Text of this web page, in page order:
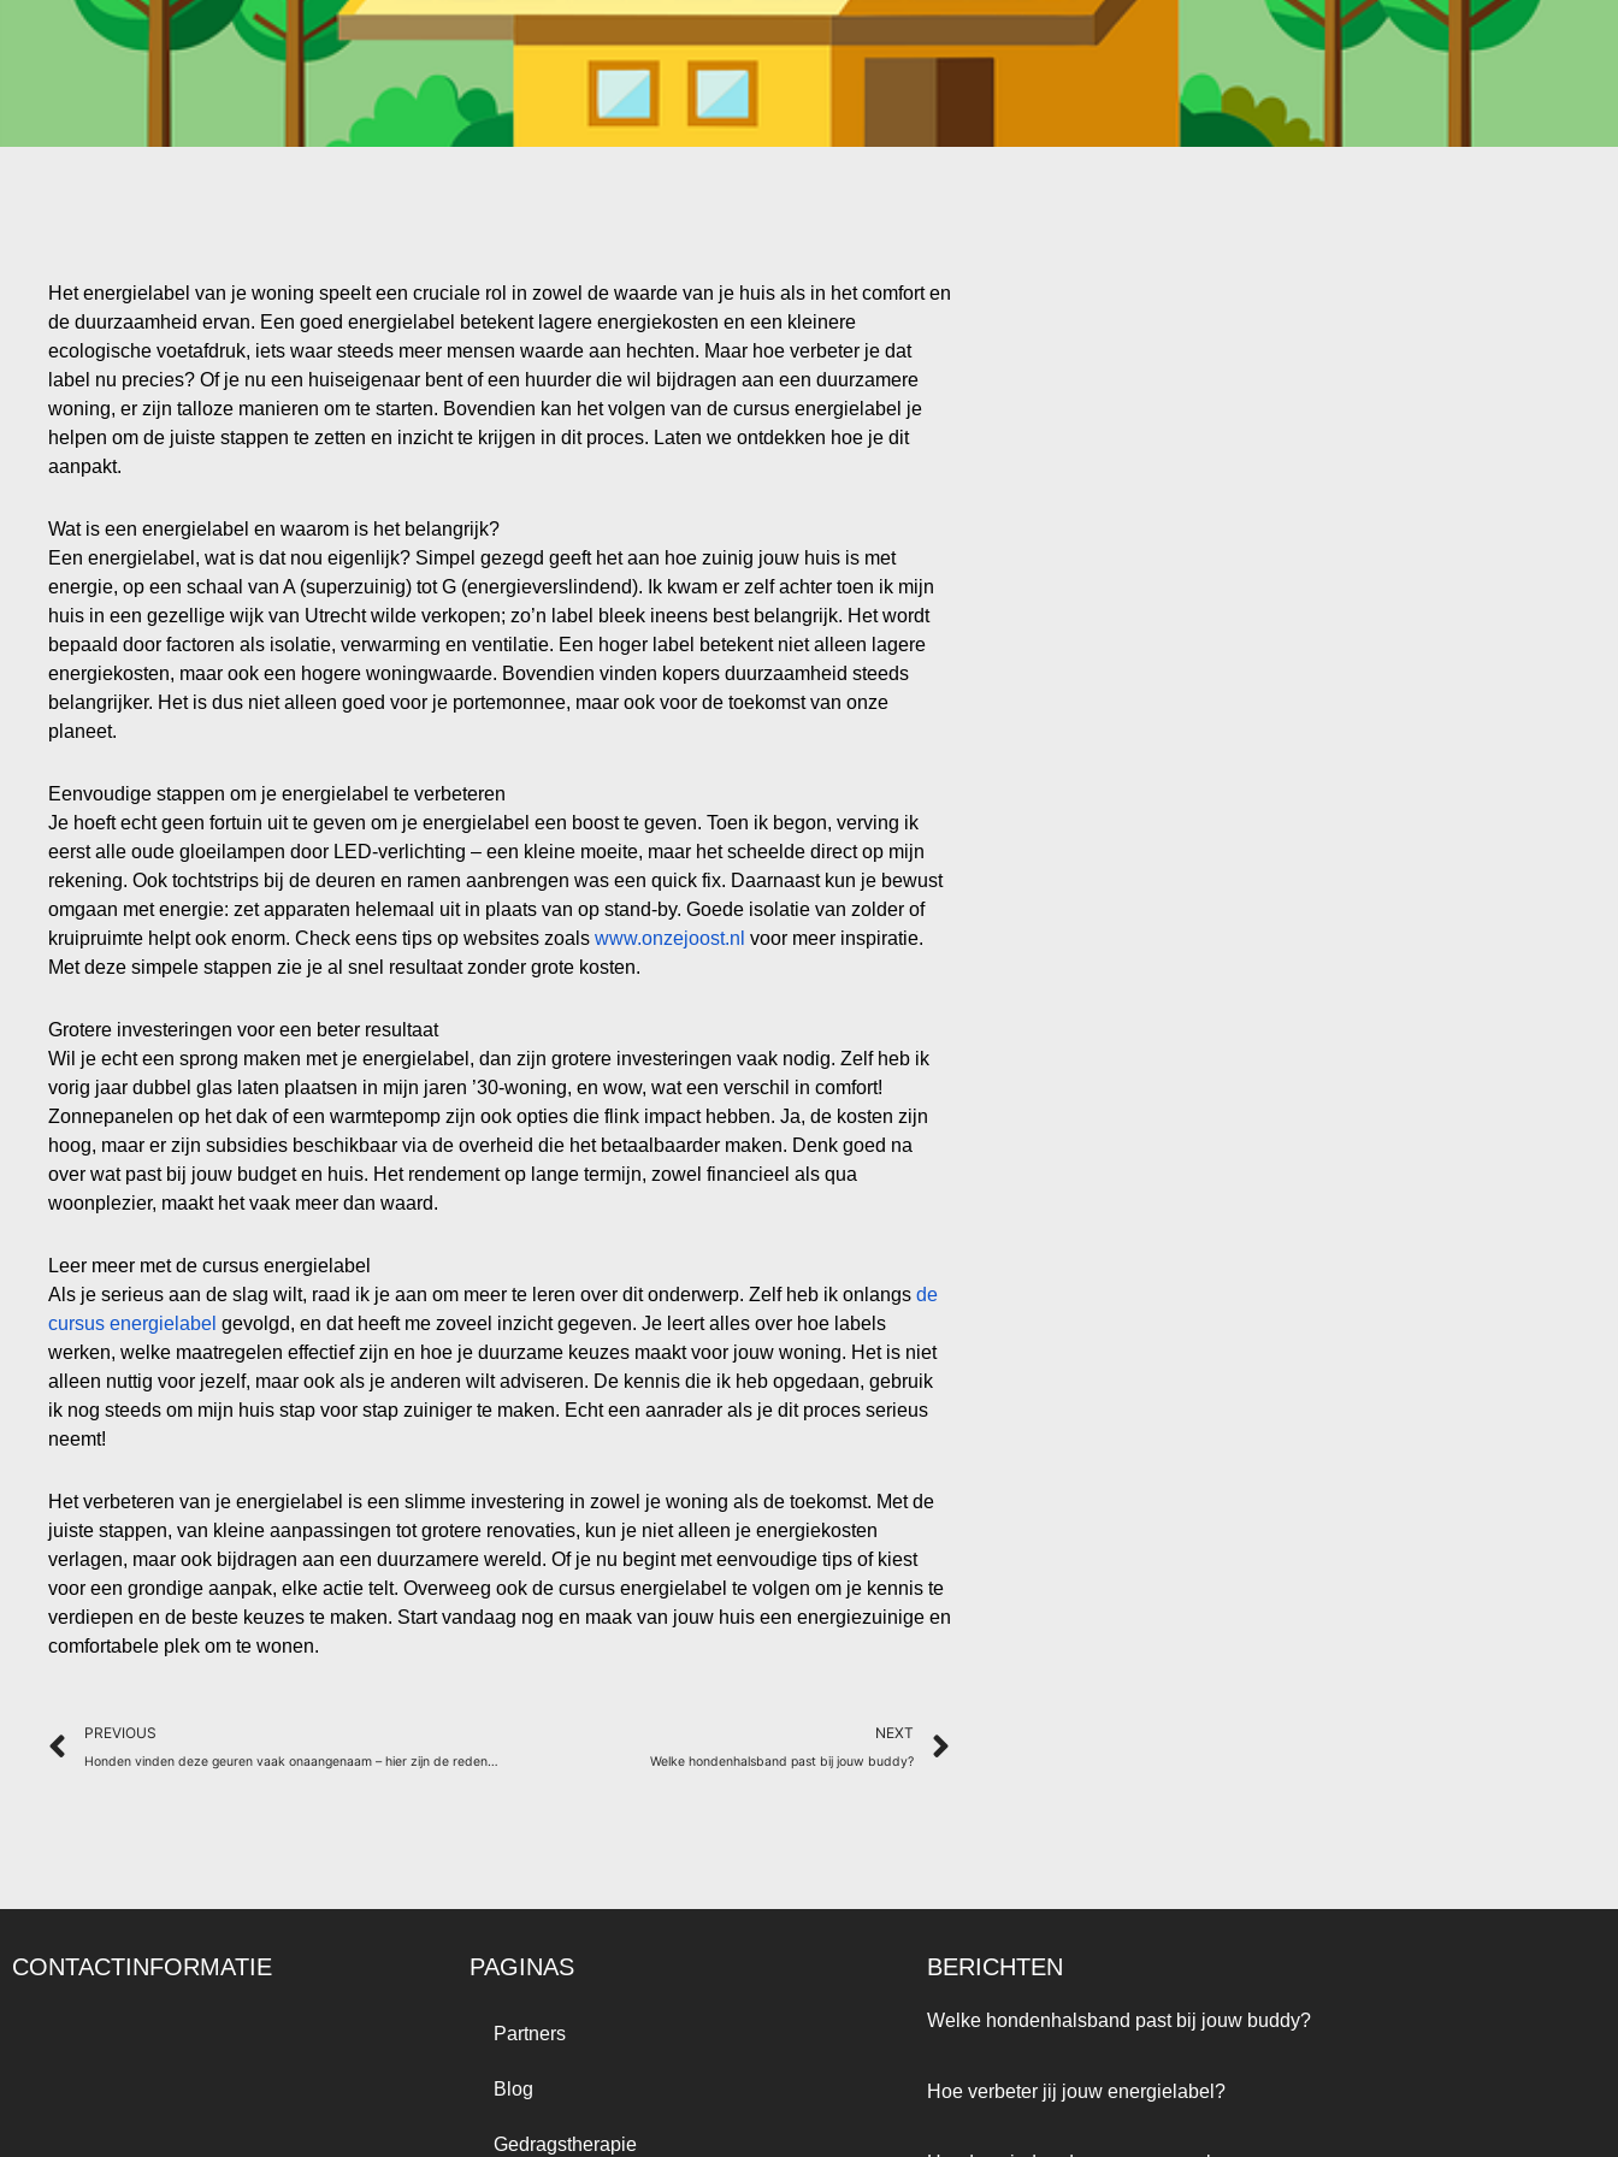
Het energielabel van je woning speelt een cruciale rol in zowel de waarde van je huis als in het comfort en
de duurzaamheid ervan. Een goed energielabel betekent lagere energiekosten en een kleinere
ecologische voetafdruk, iets waar steeds meer mensen waarde aan hechten. Maar hoe verbeter je dat
label nu precies? Of je nu een huiseigenaar bent of een huurder die wil bijdragen aan een duurzamere
woning, er zijn talloze manieren om te starten. Bovendien kan het volgen van de cursus energielabel je
helpen om de juiste stappen te zetten en inzicht te krijgen in dit proces. Laten we ontdekken hoe je dit
aanpakt.
Wat is een energielabel en waarom is het belangrijk?
Een energielabel, wat is dat nou eigenlijk? Simpel gezegd geeft het aan hoe zuinig jouw huis is met
energie, op een schaal van A (superzuinig) tot G (energieverslindend). Ik kwam er zelf achter toen ik mijn
huis in een gezellige wijk van Utrecht wilde verkopen; zo’n label bleek ineens best belangrijk. Het wordt
bepaald door factoren als isolatie, verwarming en ventilatie. Een hoger label betekent niet alleen lagere
energiekosten, maar ook een hogere woningwaarde. Bovendien vinden kopers duurzaamheid steeds
belangrijker. Het is dus niet alleen goed voor je portemonnee, maar ook voor de toekomst van onze
planeet.
Eenvoudige stappen om je energielabel te verbeteren
Je hoeft echt geen fortuin uit te geven om je energielabel een boost te geven. Toen ik begon, verving ik
eerst alle oude gloeilampen door LED-verlichting – een kleine moeite, maar het scheelde direct op mijn
rekening. Ook tochtstrips bij de deuren en ramen aanbrengen was een quick fix. Daarnaast kun je bewust
omgaan met energie: zet apparaten helemaal uit in plaats van op stand-by. Goede isolatie van zolder of
kruipruimte helpt ook enorm. Check eens tips op websites zoals www.onzejoost.nl voor meer inspiratie.
Met deze simpele stappen zie je al snel resultaat zonder grote kosten.
Grotere investeringen voor een beter resultaat
Wil je echt een sprong maken met je energielabel, dan zijn grotere investeringen vaak nodig. Zelf heb ik
vorig jaar dubbel glas laten plaatsen in mijn jaren ’30-woning, en wow, wat een verschil in comfort!
Zonnepanelen op het dak of een warmtepomp zijn ook opties die flink impact hebben. Ja, de kosten zijn
hoog, maar er zijn subsidies beschikbaar via de overheid die het betaalbaarder maken. Denk goed na
over wat past bij jouw budget en huis. Het rendement op lange termijn, zowel financieel als qua
woonplezier, maakt het vaak meer dan waard.
Leer meer met de cursus energielabel
Als je serieus aan de slag wilt, raad ik je aan om meer te leren over dit onderwerp. Zelf heb ik onlangs de
cursus energielabel gevolgd, en dat heeft me zoveel inzicht gegeven. Je leert alles over hoe labels
werken, welke maatregelen effectief zijn en hoe je duurzame keuzes maakt voor jouw woning. Het is niet
alleen nuttig voor jezelf, maar ook als je anderen wilt adviseren. De kennis die ik heb opgedaan, gebruik
ik nog steeds om mijn huis stap voor stap zuiniger te maken. Echt een aanrader als je dit proces serieus
neemt!
Het verbeteren van je energielabel is een slimme investering in zowel je woning als de toekomst. Met de
juiste stappen, van kleine aanpassingen tot grotere renovaties, kun je niet alleen je energiekosten
verlagen, maar ook bijdragen aan een duurzamere wereld. Of je nu begint met eenvoudige tips of kiest
voor een grondige aanpak, elke actie telt. Overweeg ook de cursus energielabel te volgen om je kennis te
verdiepen en de beste keuzes te maken. Start vandaag nog en maak van jouw huis een energiezuinige en
comfortabele plek om te wonen.
Prev
PREVIOUS
Honden vinden deze geuren vaak onaangenaam – hier zijn de redenen waarom
NEXT
Welke hondenhalsband past bij jouw buddy?
CONTACTINFORMATIE PAGINAS
Partners
Blog
Gedragstherapie
BERICHTEN
Welke hondenhalsband past bij jouw buddy?
Hoe verbeter jij jouw energielabel?